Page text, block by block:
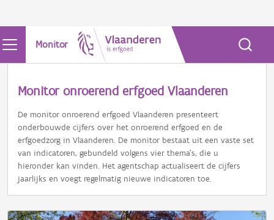
Monitor
Monitor onroerend erfgoed Vlaanderen
De monitor onroerend erfgoed Vlaanderen presenteert
onderbouwde cijfers over het onroerend erfgoed en de
erfgoedzorg in Vlaanderen. De monitor bestaat uit een vaste set
van indicatoren, gebundeld volgens vier thema’s, die u
hieronder kan vinden. Het agentschap actualiseert de cijfers
jaarlijks en voegt regelmatig nieuwe indicatoren toe.